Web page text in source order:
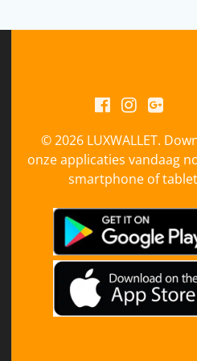
© 2026 LUXWALLET.
onze applicaties vandaag
smartphone of tablet